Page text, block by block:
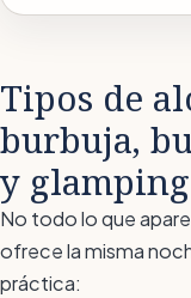
Tipos de
burbuja,
y glamping
No todo lo que
ofrece la misma
práctica: